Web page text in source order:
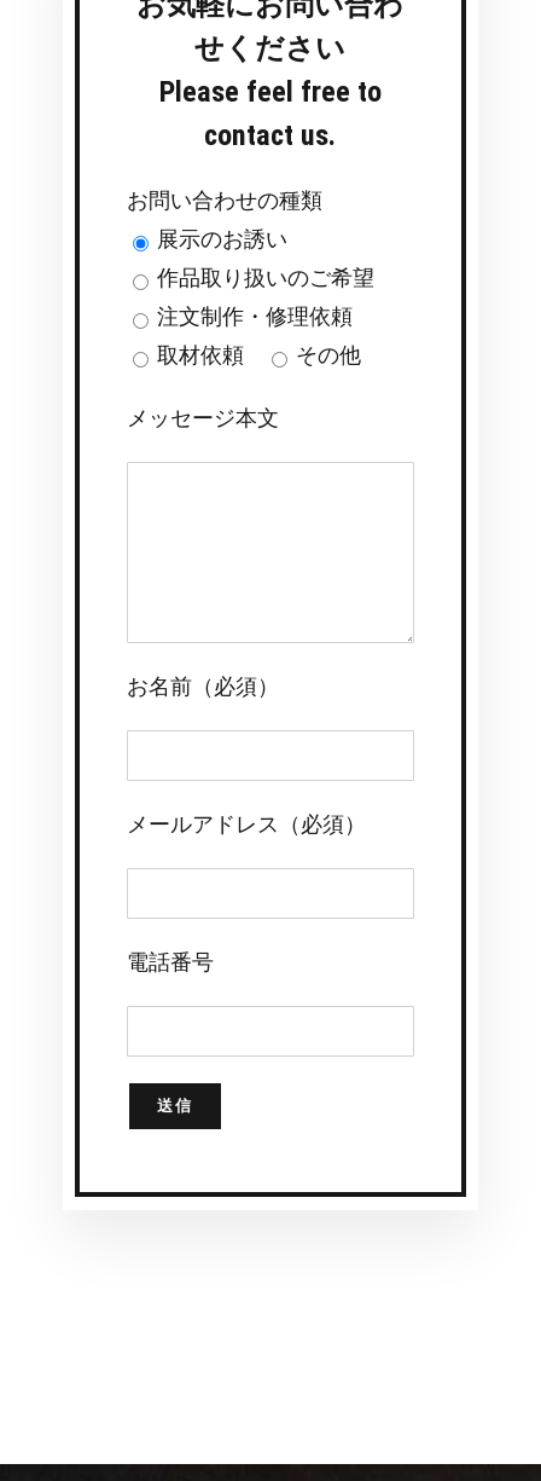
せください
Please feel free to
contact us.
お問い合わせの種類
展示のお誘い
作品取り扱いのご希望
注文制作・修理依頼
取材依頼
その他
メッセージ本文
お名前（必須）
メールアドレス（必須）
電話番号